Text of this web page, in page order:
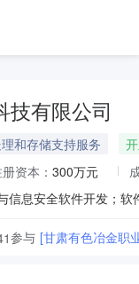
技有限公司
和存储支持服务
资本： 300万元
参与 [甘肃有色冶金职